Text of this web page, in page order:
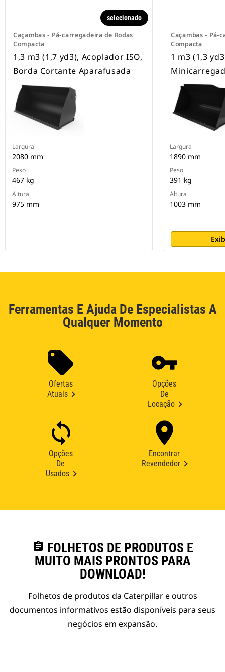
Caçambas - Pá-carregadeira de Rodas
Compacta
selecionado
1,3 m3 (1,7 yd3), Acoplador ISO,
Borda Cortante Aparafusada
Largura
2080 mm
Peso
467 kg
Altura
975 mm
Caçambas - Pá-
Compacta
1 m3 (1,3
Largura
1890 mm
Peso
391 kg
Altura
1003 mm
Ferramentas E Ajuda De Especialistas A
Qualquer Momento
Ofertas
Atuais
Opções
De
Locação
Opções
De
Usados
Encontrar
Revendedor
assignment FOLHETOS DE PRODUTOS E
MUITO MAIS PRONTOS PARA
DOWNLOAD!
Folhetos de produtos da Caterpillar e outros
documentos informativos estão disponíveis para seus
negócios em expansão.